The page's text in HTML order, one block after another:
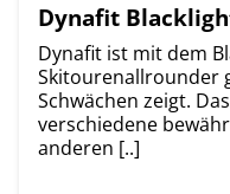
Dynafit
Dynafit ist mit dem
Skitourenallrounder
Schwächen zeigt.
verschiedene
anderen [..]